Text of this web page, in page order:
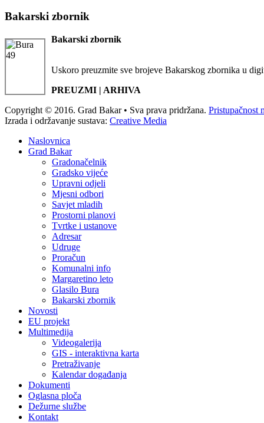
Bakarski zbornik
Bakarski zbornik
Uskoro preuzmite sve brojeve Bakarskog zbornika u
PREUZMI | ARHIVA
Copyright © 2016. Grad Bakar • Sva prava pridržana. Pristupačnost
Izrada i održavanje sustava: Creative Media
Naslovnica
Grad Bakar
Gradonačelnik
Gradsko vijeće
Upravni odjeli
Mjesni odbori
Savjet mladih
Prostorni planovi
Tvrtke i ustanove
Adresar
Udruge
Proračun
Komunalni info
Margaretino leto
Glasilo Bura
Bakarski zbornik
Novosti
EU projekt
Multimedija
Videogalerija
GIS - interaktivna karta
Pretraživanje
Kalendar događanja
Dokumenti
Oglasna ploča
Dežurne službe
Kontakt